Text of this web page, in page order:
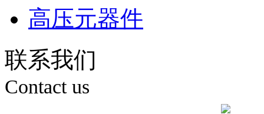
高压元器件
联系我们
Contact us